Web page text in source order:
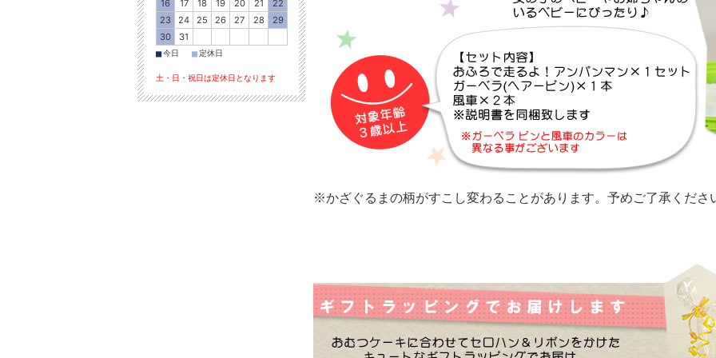
※かざぐるまの柄がすこし変わることがあります。予めご了承くださ
16 17 18 19 20 21
22
23
24 25 26 27 28
29
30
31
■今日 ■定休日
土・日・祝日は定休日となります